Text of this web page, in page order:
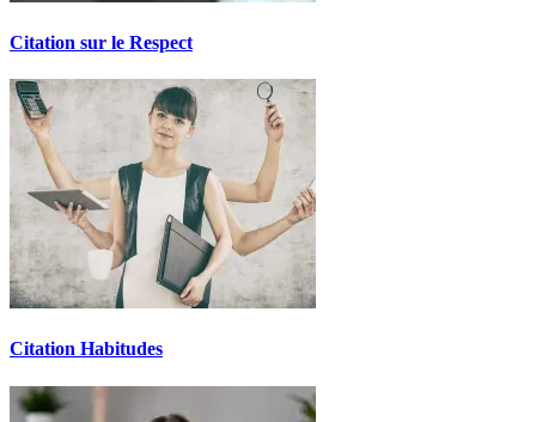
Citation sur le Respect
Citation Habitudes